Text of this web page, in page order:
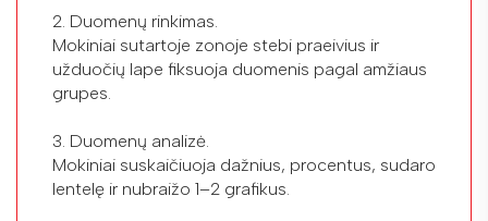
2. Duomenų rinkimas.
Mokiniai sutartoje zonoje stebi praeivius ir
užduočių lape fiksuoja duomenis pagal amžiaus
grupes.
3. Duomenų analizė.
Mokiniai suskaičiuoja dažnius, procentus, sudaro
lentelę ir nubraižo 1–2 grafikus.